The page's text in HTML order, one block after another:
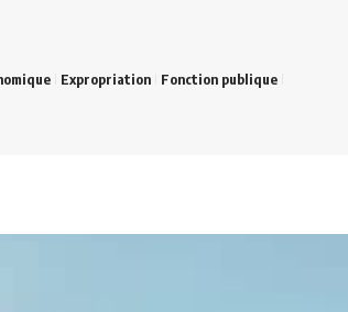
Expropriation
Fonction publique